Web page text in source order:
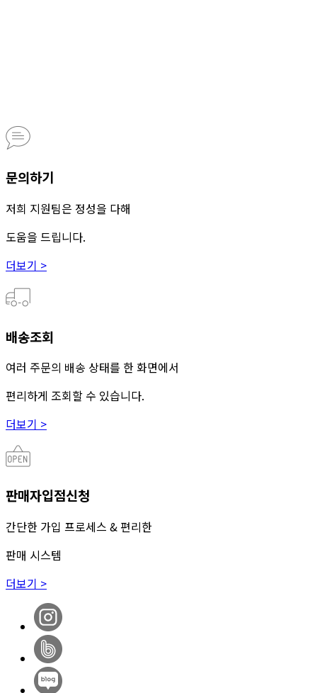
문의하기
저희 지원팀은 정성을 다해
도움을 드립니다.
더보기 >
배송조회
여러 주문의 배송 상태를 한 화면에서
편리하게 조회할 수 있습니다.
더보기 >
판매자입점신청
간단한 가입 프로세스 & 편리한
판매 시스템
더보기 >